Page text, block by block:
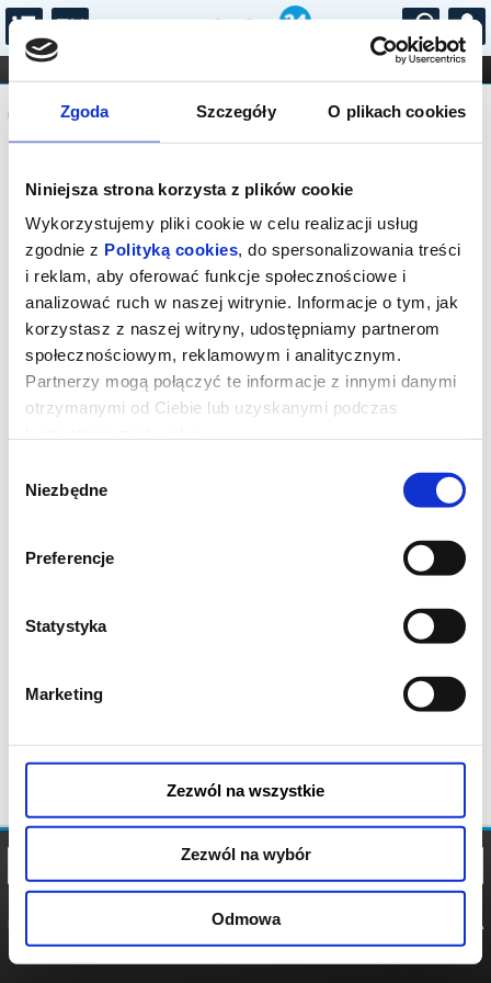
Zgoda Szczegóły O plikach cookies
Niniejsza strona korzysta z plików cookie
Wykorzystujemy pliki cookie w celu realizacji usług
zgodnie z Polityką cookies, do spersonalizowania treści
i reklam, aby oferować funkcje społecznościowe i
analizować ruch w naszej witrynie. Informacje o tym, jak
korzystasz z naszej witryny, udostępniamy partnerom
społecznościowym, reklamowym i analitycznym.
Partnerzy mogą połączyć te informacje z innymi danymi
otrzymanymi od Ciebie lub uzyskanymi podczas
zgody
Niezbędne
Preferencje
Statystyka
Marketing
Zezwól na wszystkie
Zezwól na wybór
Odmowa
...
FILHARMONIA OPERA I BALET
STAND-UP
DLA DZIECI
Komunikat
Sprzedaż biletów on-line na wydarzenie
została zakończona.
POLITYKA
POLITYKA